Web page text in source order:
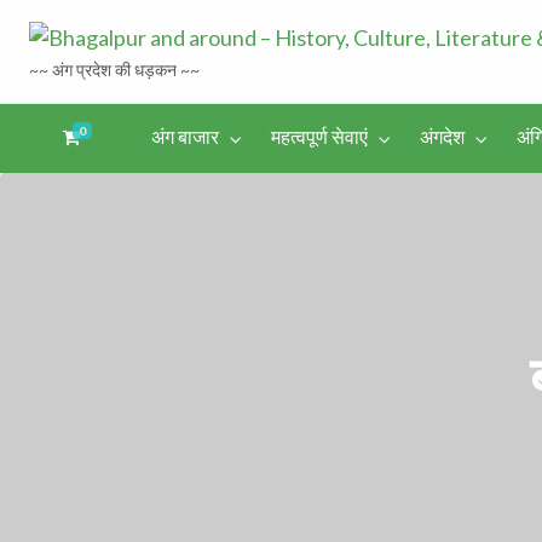
अंगिका-
अंग-
~~ अंग प्रदेश की धड़कन ~~
0 अंग बाजार महत्वपूर्ण सेवाएं अंगदेश